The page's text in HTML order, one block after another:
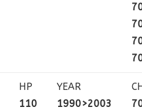
HP
110
YEAR
1990>2003